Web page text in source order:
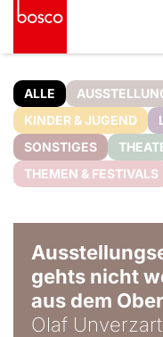
ALLE
KINDER & JUGEND
SONSTIGES
THEMEN & FESTIVALS
gehts nicht
aus dem
Olaf Unverzart